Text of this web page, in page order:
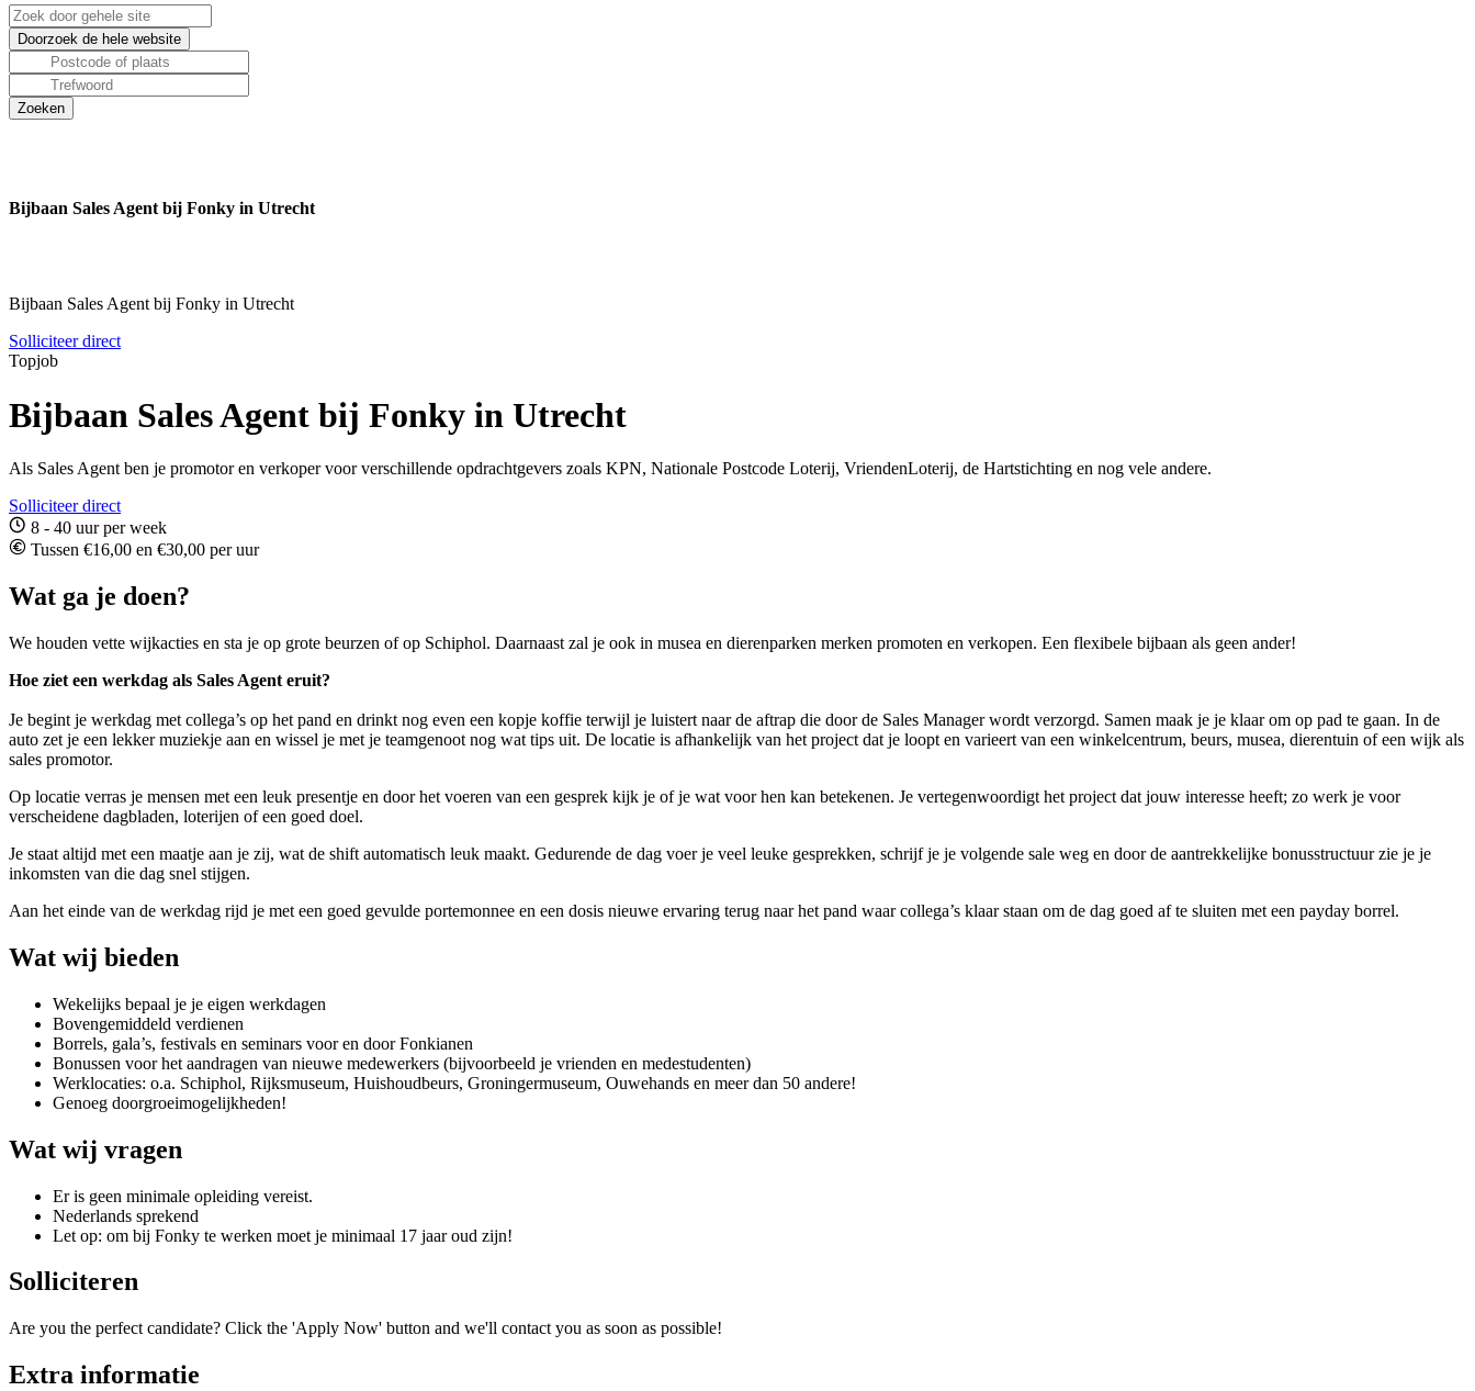
Bijbaan Sales Agent bij Fonky in Utrecht
Bijbaan Sales Agent bij Fonky in Utrecht
Solliciteer direct
Topjob
Bijbaan Sales Agent bij Fonky in Utrecht
Als Sales Agent ben je promotor en verkoper voor verschillende opdrachtgevers zoals KPN, Nationale Postcode Loterij, VriendenLoterij, de Hartstichting en nog vele andere.
Solliciteer direct
8 - 40 uur per week
Tussen €16,00 en €30,00 per uur
Wat ga je doen?
We houden vette wijkacties en sta je op grote beurzen of op Schiphol. Daarnaast zal je ook in musea en dierenparken merken promoten en verkopen. Een flexibele bijbaan als geen ander!
Hoe ziet een werkdag als Sales Agent eruit?
Je begint je werkdag met collega’s op het pand en drinkt nog even een kopje koffie terwijl je luistert naar de aftrap die door de Sales Manager wordt verzorgd. Samen maak je je klaar om op pad te gaan. In de
auto zet je een lekker muziekje aan en wissel je met je teamgenoot nog wat tips uit. De locatie is afhankelijk van het project dat je loopt en varieert van een winkelcentrum, beurs, musea, dierentuin of een wijk als
sales promotor.
Op locatie verras je mensen met een leuk presentje en door het voeren van een gesprek kijk je of je wat voor hen kan betekenen. Je vertegenwoordigt het project dat jouw interesse heeft; zo werk je voor
verscheidene dagbladen, loterijen of een goed doel.
Je staat altijd met een maatje aan je zij, wat de shift automatisch leuk maakt. Gedurende de dag voer je veel leuke gesprekken, schrijf je je volgende sale weg en door de aantrekkelijke bonusstructuur zie je je
inkomsten van die dag snel stijgen.
Aan het einde van de werkdag rijd je met een goed gevulde portemonnee en een dosis nieuwe ervaring terug naar het pand waar collega’s klaar staan om de dag goed af te sluiten met een payday borrel.
Wat wij bieden
Wekelijks bepaal je je eigen werkdagen
Bovengemiddeld verdienen
Borrels, gala’s, festivals en seminars voor en door Fonkianen
Bonussen voor het aandragen van nieuwe medewerkers (bijvoorbeeld je vrienden en medestudenten)
Werklocaties: o.a. Schiphol, Rijksmuseum, Huishoudbeurs, Groningermuseum, Ouwehands en meer dan 50 andere!
Genoeg doorgroeimogelijkheden!
Wat wij vragen
Er is geen minimale opleiding vereist.
Nederlands sprekend
Let op: om bij Fonky te werken moet je minimaal 17 jaar oud zijn!
Solliciteren
Are you the perfect candidate? Click the 'Apply Now' button and we'll contact you as soon as possible!
Extra informatie